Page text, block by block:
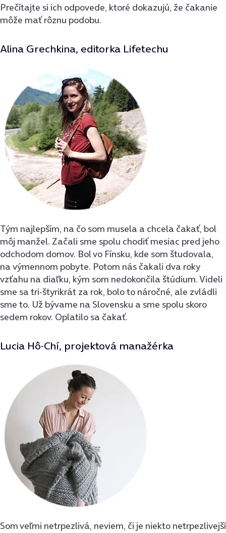
Prečítajte si ich odpovede, ktoré dokazujú, že čakanie
môže mať rôznu podobu.
Alina Grechkina, editorka Lifetechu
Tým najlepším, na čo som musela a chcela čakať, bol
môj manžel. Začali sme spolu chodiť mesiac pred jeho
odchodom domov. Bol vo Fínsku, kde som študovala,
na výmennom pobyte. Potom nás čakali dva roky
vzťahu na diaľku, kým som nedokončila štúdium. Videli
sme sa tri-štyrikrát za rok, bolo to náročné, ale zvládli
sme to. Už bývame na Slovensku a sme spolu skoro
sedem rokov. Oplatilo sa čakať.
Lucia Hô-Chí, projektová manažérka
Som veľmi netrpezlivá, neviem, či je niekto netrpezlivejší